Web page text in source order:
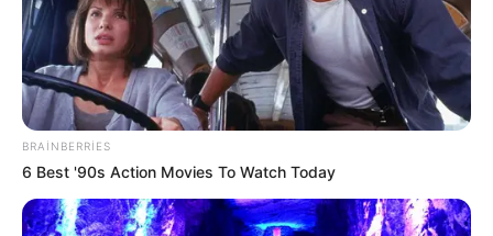
Məleykə Abbaszadədən abituriyentlərə
VACİB ÇAĞIRIŞ
BRAINBERRIES
6 Best '90s Action Movies To Watch Today